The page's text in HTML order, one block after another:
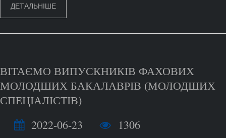
ДЕТАЛЬНІШЕ
ВІТАЄМО ВИПУСКНИКІВ ФАХОВИХ
МОЛОДШИХ БАКАЛАВРІВ (МОЛОДШИХ
СПЕЦІАЛІСТІВ)
2022-06-23
1306